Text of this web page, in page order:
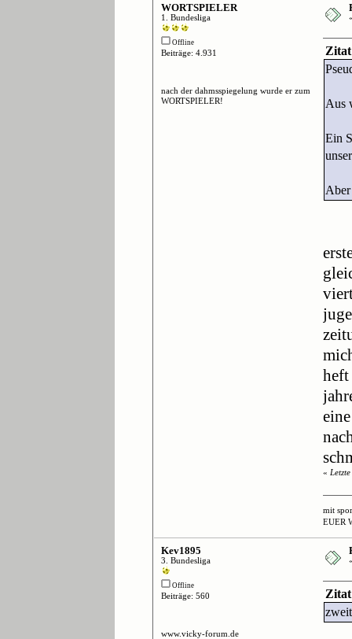
WORTSPIELER
1. Bundesliga
Offline
Beiträge: 4.931
nach der dahmsspiegelung wurde er zum
WORTSPIELER!
Zitat
Aus
Ein
Aber
heft
«
mit
EUER
Kev1895
3. Bundesliga
Offline
Beiträge: 560
www.vicky-forum.de
Zitat